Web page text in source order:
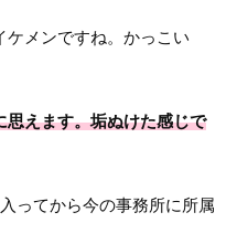
ケメンですね。かっこい
思えます。垢ぬけた感じで
ってから今の事務所に所属